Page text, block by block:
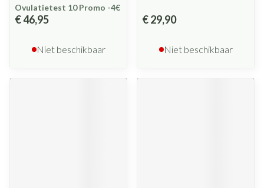
Ovulatietest 10 Promo -4€
€ 46,95
Niet beschikbaar
€ 29,90
Niet beschikbaar